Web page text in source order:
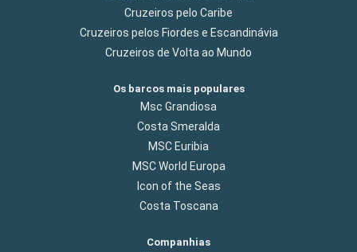
Cruzeiros pelo Caribe
Cruzeiros pelos Fiordes e Escandinávia
Cruzeiros de Volta ao Mundo
Os barcos mais populares
Msc Grandiosa
Costa Smeralda
MSC Euribia
MSC World Europa
Icon of the Seas
Costa Toscana
Companhias